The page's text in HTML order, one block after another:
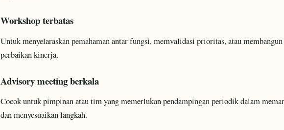
Workshop terbatas
Untuk menyelaraskan pemahaman antar fungsi, memvalidasi prioritas, atau
perbaikan kinerja.
Advisory meeting berkala
Cocok untuk pimpinan atau tim yang memerlukan pendampingan periodik dalam
dan menyesuaikan langkah.